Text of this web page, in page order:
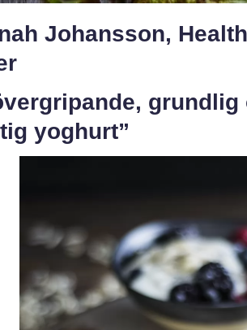
Johansson,
yoghurt”